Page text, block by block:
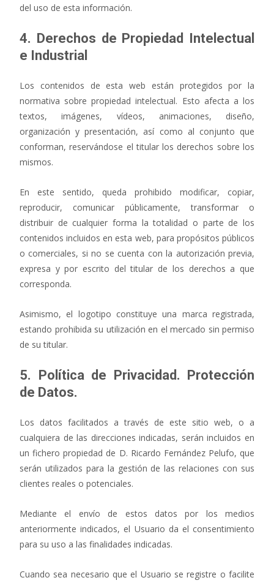
del uso de esta información.
4. Derechos de Propiedad Intelectual
e Industrial
Los contenidos de esta web están protegidos por la
normativa sobre propiedad intelectual. Esto afecta a los
textos, imágenes, vídeos, animaciones, diseño,
organización y presentación, así como al conjunto que
conforman, reservándose el titular los derechos sobre los
mismos.
En este sentido, queda prohibido modificar, copiar,
reproducir, comunicar públicamente, transformar o
distribuir de cualquier forma la totalidad o parte de los
contenidos incluidos en esta web, para propósitos públicos
o comerciales, si no se cuenta con la autorización previa,
expresa y por escrito del titular de los derechos a que
corresponda.
Asimismo, el logotipo constituye una marca registrada,
estando prohibida su utilización en el mercado sin permiso
de su titular.
5. Política de Privacidad. Protección
de Datos.
Los datos facilitados a través de este sitio web, o a
cualquiera de las direcciones indicadas, serán incluidos en
un fichero propiedad de D. Ricardo Fernández Pelufo, que
serán utilizados para la gestión de las relaciones con sus
clientes reales o potenciales.
Mediante el envío de estos datos por los medios
anteriormente indicados, el Usuario da el consentimiento
para su uso a las finalidades indicadas.
Cuando sea necesario que el Usuario se registre o facilite